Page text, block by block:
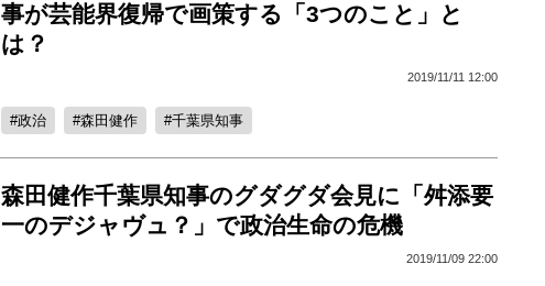
事が芸能界復帰で画策する「3つのこと」と
は？
2019/11/11 12:00
政治 森田健作 千葉県知事
森田健作千葉県知事のグダグダ会見に「舛添要
一のデジャヴュ？」で政治生命の危機
2019/11/09 22:00